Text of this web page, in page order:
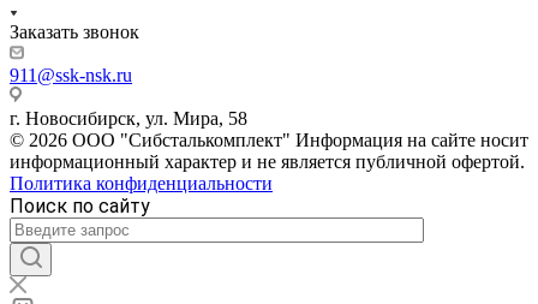
Заказать звонок
911@ssk-nsk.ru
г. Новосибирск, ул. Мира, 58
© 2026 ООО "Сибсталькомплект" Информация на сайте носит
информационный характер и не является публичной офертой.
Политика конфиденциальности
Поиск по сайту